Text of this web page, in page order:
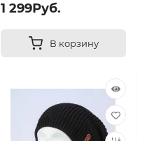
1 299Руб.
В корзину